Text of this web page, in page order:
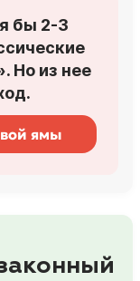
бы 2-3
Но из нее
ямы